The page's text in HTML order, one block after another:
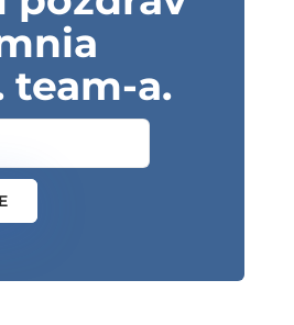
team-a.